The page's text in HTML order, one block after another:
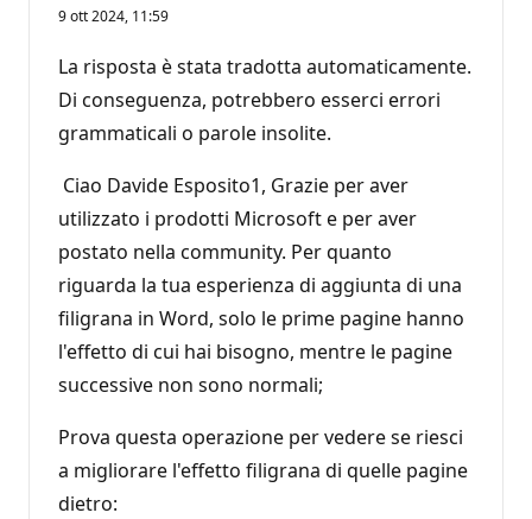
9 ott 2024, 11:59
La risposta è stata tradotta automaticamente.
Di conseguenza, potrebbero esserci errori
grammaticali o parole insolite.
Ciao Davide Esposito1, Grazie per aver
utilizzato i prodotti Microsoft e per aver
postato nella community. Per quanto
riguarda la tua esperienza di aggiunta di una
filigrana in Word, solo le prime pagine hanno
l'effetto di cui hai bisogno, mentre le pagine
successive non sono normali;
Prova questa operazione per vedere se riesci
a migliorare l'effetto filigrana di quelle pagine
dietro: